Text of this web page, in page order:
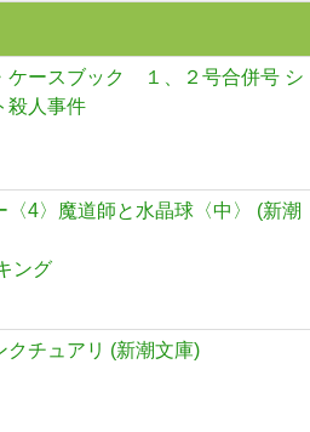
ケースブック １、２号合併号 シ
殺人事件
〈4〉魔道師と水晶球〈中〉 (新潮
ング
クチュアリ (新潮文庫)